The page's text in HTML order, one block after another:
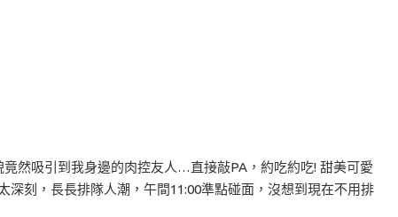
竟然吸引到我身邊的肉控友人…直接敲PA，約吃約吃! 甜美可愛
刻，長長排隊人潮，午間11:00準點碰面，沒想到現在不用排